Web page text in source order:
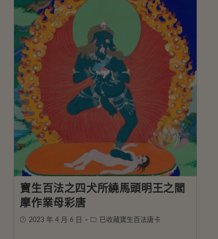
寶生百法之四犬所繞馬頭明王之閻
摩作業母彩唐
2023 年 4 月 6 日 已收藏寶生百法唐卡